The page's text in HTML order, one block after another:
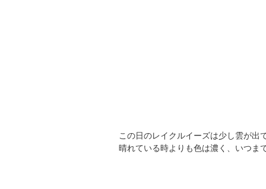
この日のレイクルイーズは少し雲が出